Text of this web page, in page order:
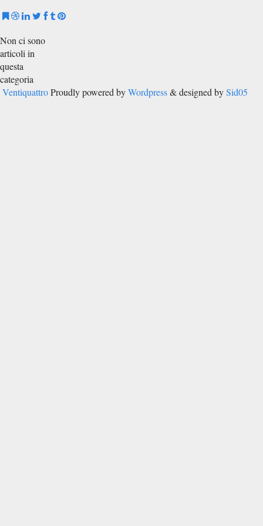
Non ci sono
articoli in
questa
categoria
Ventiquattro Proudly powered byWordpress& designed bySid05